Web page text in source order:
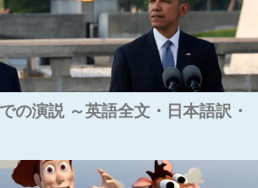
の演説 ～英語全文・日本語訳・